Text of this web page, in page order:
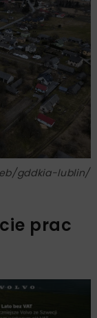
gddkia-lublin/
prac